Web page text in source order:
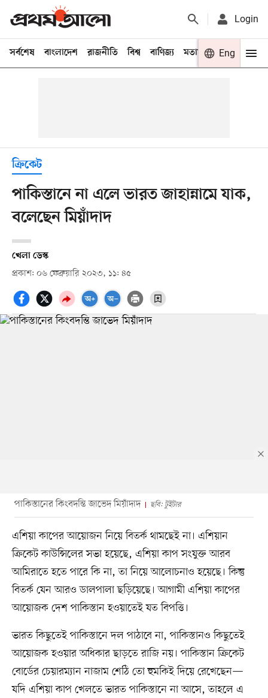
Login
সর্বশেষ বাংলাদেশ রাজনীতি বিশ্ব বাণিজ্য মতামত খেলা
Eng
ক্রিকেট
পাকিস্তানে না এলে ভারত জাহান্নামে যাক,
বলেছেন মিয়াঁদাদ
খেলা ডেস্ক
প্রকাশ: ০৬ ফেব্রুয়ারি ২০২৩, ১১: ৪৫
পাকিস্তানের কিংবদন্তি জাভেদ মিয়াঁদাদ ছবি: টুইটার
এশিয়া কাপের আয়োজন নিয়ে বিতর্ক থামছেই না। এশিয়ান
ক্রিকেট কাউন্সিলের সভা হয়েছে, এশিয়া কাপ সংযুক্ত আরব
আমিরাতে হতে পারে কি না, তা নিয়ে আলোচনাও হয়েছে। কিন্তু
বিতর্ক যেন আরও ডালপালা ছড়িয়েছে। আগামী এশিয়া কাপের
আয়োজক দেশ পাকিস্তান হওয়াতেই যত বিপত্তি।
ভারত কিছুতেই পাকিস্তানে দল পাঠাবে না, পাকিস্তানও কিছুতেই
আয়োজক হওয়ার অধিকার ছাড়তে রাজি নয়। পাকিস্তান ক্রিকেট
বোর্ডের চেয়ারম্যান নাজাম শেঠি তো হুমকিই দিয়ে রেখেছেন—
যদি এশিয়া কাপ খেলতে ভারত পাকিস্তানে না আসে, তাহলে এ